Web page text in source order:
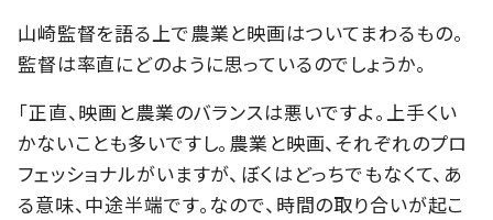
山崎監督を語る上で農業と映画はついてまわるもの。
監督は率直にどのように思っているのでしょうか。
「正直、映画と農業のバランスは悪いですよ。上手くい
かないことも多いですし。農業と映画、それぞれのプロ
フェッショナルがいますが、ぼくはどっちでもなくて、あ
る意味、中途半端です。なので、時間の取り合いが起こ